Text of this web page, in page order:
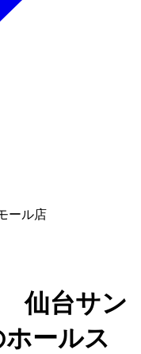
ール店
仙台サン
ールス